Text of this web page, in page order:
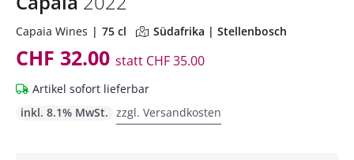
Capaia Wines 75 cl Südafrika | Stellenbosch
CHF 32.00 statt CHF 35.00
Artikel sofort lieferbar
inkl. 8.1% MwSt. zzgl. Versandkosten